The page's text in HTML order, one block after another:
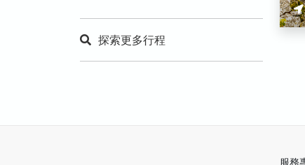
探索更多行程
服務